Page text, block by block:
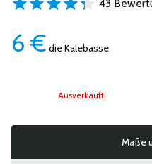
43
6 € die Kalebasse
Ausverkauft.
Maße